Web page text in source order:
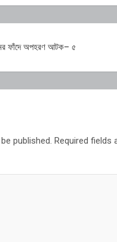
ফাঁদে অপহরণ আটক– ৫
published. Required fields